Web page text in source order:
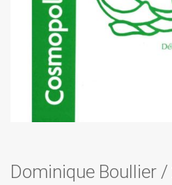
Dominique Boullier /